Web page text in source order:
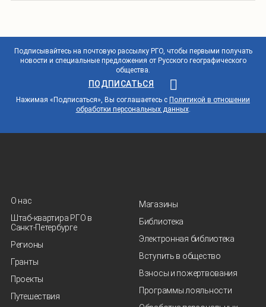
Подписывайтесь на почтовую рассылку РГО, чтобы первыми получать
новости и специальные предложения от Русского географического
общества.
ПОДПИСАТЬСЯ
Нажимая «Подписаться», Вы соглашаетесь с Политикой в отношении
обработки персональных данных.
О нас
Штаб-квартира РГО в
Санкт‑Петербурге
Регионы
Гранты
Проекты
Путешествия
Магазины
Библиотека
Электронная библиотека
Вступить в общество
Взносы и пожертвования
Программы лояльности